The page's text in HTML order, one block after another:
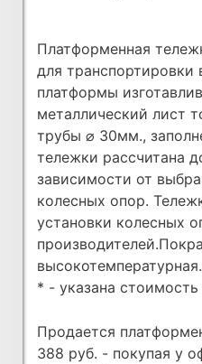
Платформенная
для транспортировки
платформы
металлический лист
трубы ⌀ 30мм.,
тележки рассчитана
зависимости от
колесных опор.
установки колесных
* - указана стоимость
Продается
388 руб. - покупая у